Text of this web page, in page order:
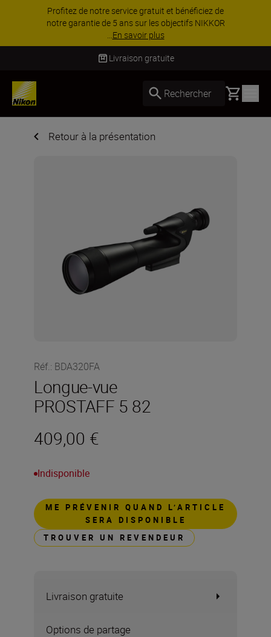
PROMOTION ACCESSOIRES | Équipez-vous
davantage et économisez 15 % sur une sélection
d’accessoires.Acheter maintenant
Livraison gratuite
Rechercher Basket
Retour à la présentation
Réf.: BDA320FA
Longue-vue
PROSTAFF 5 82
409,00 €
Indisponible
ME PRÉVENIR QUAND L’ARTICLE
SERA DISPONIBLE
TROUVER UN REVENDEUR
Livraison gratuite
Options de partage